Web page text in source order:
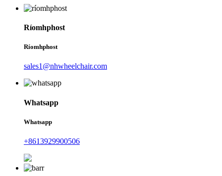
Ríomhphost
Ríomhphost
sales1@nhwheelchair.com
Whatsapp
Whatsapp
+8613929900506